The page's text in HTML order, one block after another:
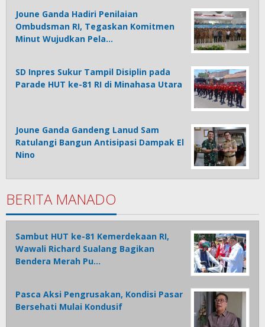
Joune Ganda Hadiri Penilaian
Ombudsman RI, Tegaskan Komitmen
Minut Wujudkan Pela…
SD Inpres Sukur Tampil Disiplin pada
Parade HUT ke-81 RI di Minahasa Utara
Joune Ganda Gandeng Lanud Sam
Ratulangi Bangun Antisipasi Dampak El
Nino
BERITA MANADO
Sambut HUT ke-81 Kemerdekaan RI,
Wawali Richard Sualang Bagikan
Bendera Merah Pu…
Pasca Aksi Pengrusakan, Kondisi Pasar
Bersehati Mulai Kondusif